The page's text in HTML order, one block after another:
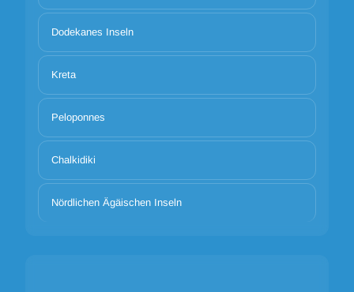
Dodekanes Inseln
Kreta
Peloponnes
Chalkidiki
Nördlichen Ägäischen Inseln